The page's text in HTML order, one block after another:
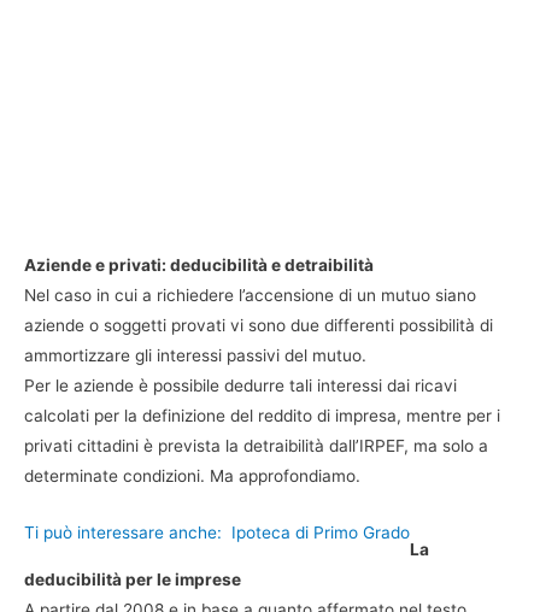
Aziende e privati: deducibilità e detraibilità
Nel caso in cui a richiedere l’accensione di un mutuo siano
aziende o soggetti provati vi sono due differenti possibilità di
ammortizzare gli interessi passivi del mutuo.
Per le aziende è possibile dedurre tali interessi dai ricavi
calcolati per la definizione del reddito di impresa, mentre per i
privati cittadini è prevista la detraibilità dall’IRPEF, ma solo a
determinate condizioni. Ma approfondiamo.
Ti può interessare anche:
Ipoteca di Primo Grado
La
deducibilità per le imprese